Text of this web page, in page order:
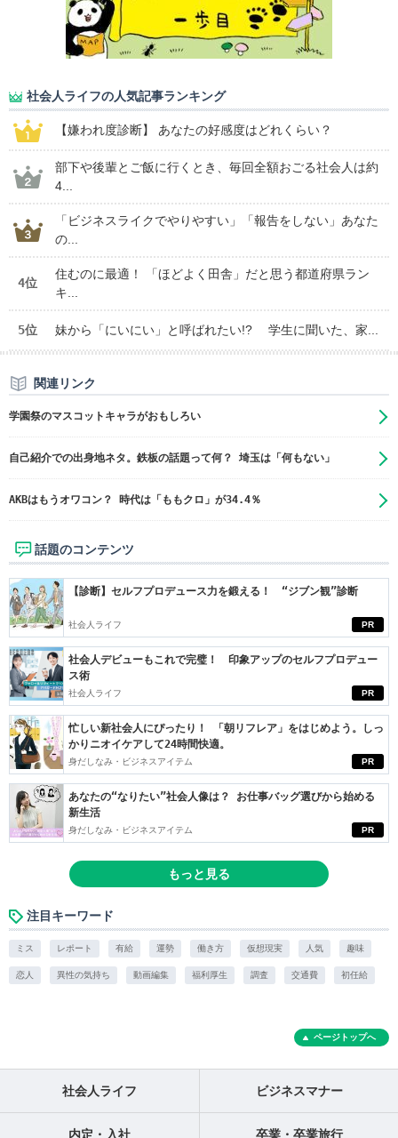
社会人ライフの人気記事ランキング
【嫌われ度診断】 あなたの好感度はどれくらい？
部下や後輩とご飯に行くとき、毎回全額おごる社会人は約
4...
「ビジネスライクでやりやすい」「報告をしない」あなた
の...
4位
住むのに最適！ 「ほどよく田舎」だと思う都道府県ラン
キ...
5位 妹から「にいにい」と呼ばれたい!? 学生に聞いた、家...
関連リンク
学園祭のマスコットキャラがおもしろい
自己紹介での出身地ネタ。鉄板の話題って何？ 埼玉は「何もない」
AKBはもうオワコン？ 時代は「ももクロ」が34.4％
話題のコンテンツ
PR
【診断】セルフプロデュース力を鍛える！ “ジブン観”診断
社会人ライフ
PR
社会人デビューもこれで完璧！ 印象アップのセルフプロデュー
ス術
社会人ライフ
PR
忙しい新社会人にぴったり！ 「朝リフレア」をはじめよう。しっ
かりニオイケアして24時間快適。
身だしなみ・ビジネスアイテム
PR
あなたの“なりたい”社会人像は？ お仕事バッグ選びから始める
新生活
身だしなみ・ビジネスアイテム
もっと見る
注目キーワード
ミス レポート 有給 運勢 働き方 仮想現実 人気 趣味
恋人 異性の気持ち 動画編集 福利厚生 調査 交通費 初任給
ページトップへ
社会人ライフ ビジネスマナー
内定・入社 卒業・卒業旅行